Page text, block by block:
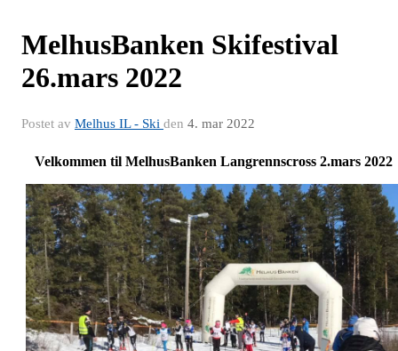
MelhusBanken Skifestival
26.mars 2022
Postet av Melhus IL - Ski den 4. mar 2022
Velkommen til MelhusBanken Langrennscross 2.mars 2022